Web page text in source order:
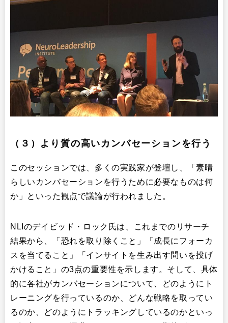
（３）より質の高いカンバセーションを行う
このセッションでは、多くの実践家が登壇し、「素晴
らしいカンバセーションを行うために必要なものは何
か」といった観点で議論が行われました。
NLIのデイビッド・ロック氏は、これまでのリサーチ
結果から、「恐れを取り除くこと」「成長にフォーカ
スを当てること」「インサイトを生み出す問いを投げ
かけること」の3点の重要性を示します。そして、具体
的に各社がカンバセーションについて、どのようにト
レーニングを行っているのか、どんな戦略を取ってい
るのか、どのようにトラッキングしているのかといっ